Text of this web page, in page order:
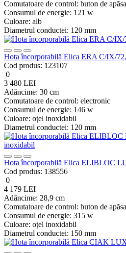
Comutatoare de control: buton de
Consumul de energie: 121 w
Culoare: alb
Diametrul conductei: 120 mm
Hota încorporabilă Elica ERA C/IX/
Cod produs: 123107
0
3 480 LEI
Adâncime: 30 cm
Comutatoare de control: electronic
Consumul de energie: 146 w
Culoare: oţel inoxidabil
Diametrul conductei: 120 mm
Hota încorporabilă Elica ELIBLOC
Cod produs: 138556
0
4 179 LEI
Adâncime: 28,9 cm
Comutatoare de control: buton de
Consumul de energie: 315 w
Culoare: oţel inoxidabil
Diametrul conductei: 150 mm